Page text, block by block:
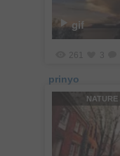
gif
261 3
prinyo
NATURE